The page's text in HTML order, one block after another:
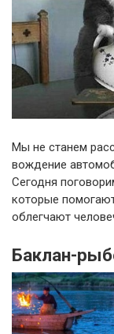
Мы не станем
вождение
Сегодня
которые
облегчают
Баклан-